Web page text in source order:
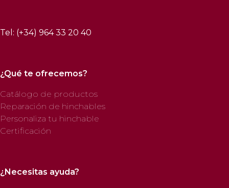
Tel: (+34) 964 33 20 40
¿Qué te ofrecemos?
Catálogo de productos
Reparación de hinchables
Personaliza tu hinchable
Certificación
¿Necesitas ayuda?